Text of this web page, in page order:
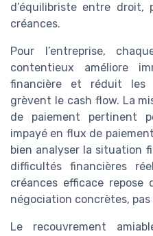
d’équilibriste entre droit,
créances.
Pour l’entreprise,
contentieux améliore
financière et réduit les
grèvent le cash flow. La
de paiement pertinent
impayé en flux de
bien analyser la situation
difficultés financières
créances efficace
négociation concrètes,
Le recouvrement